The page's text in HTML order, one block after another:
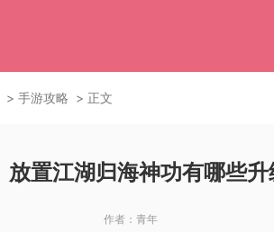
手游攻略 正文
放置江湖归海神功有哪些
作者： 青年